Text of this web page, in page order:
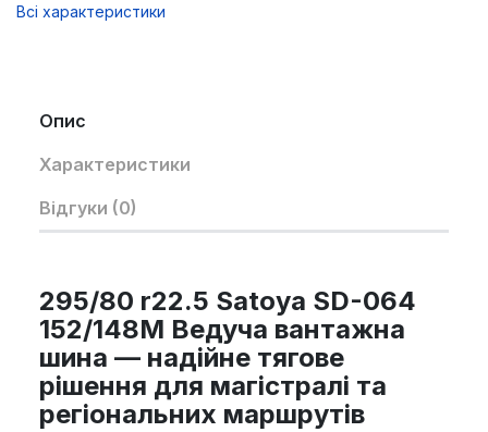
Всі характеристики
Опис
Характеристики
Відгуки (0)
295/80 r22.5 Satoya SD-064
152/148M Ведуча вантажна
шина — надійне тягове
рішення для магістралі та
регіональних маршрутів